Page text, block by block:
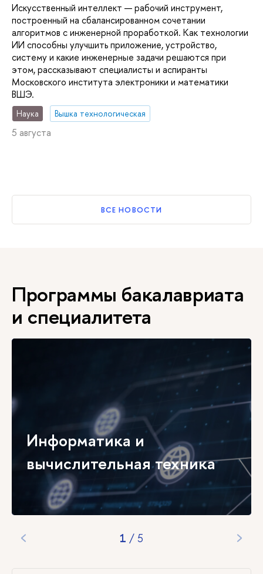
Искусственный интеллект — рабочий инструмент,
построенный на сбалансированном сочетании
алгоритмов с инженерной проработкой. Как технологии
ИИ способны улучшить приложение, устройство,
систему и какие инженерные задачи решаются при
этом, рассказывают специалисты и аспиранты
Московского института электроники и математики
ВШЭ.
Наука Вышка технологическая
5 августа
ВСЕ НОВОСТИ
Программы бакалавриата
и специалитета
Информатика и
вычислительная техника
1 / 5